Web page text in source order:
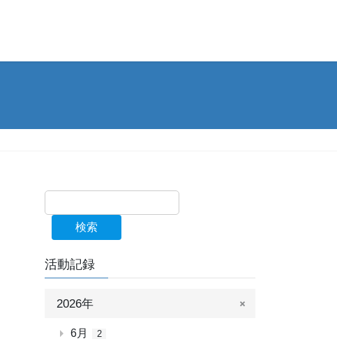
検索
活動記録
2026年
6月 2